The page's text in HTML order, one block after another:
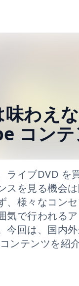
わえ
コンテ
ライブDVD を
スを見る機会
、様々なコン
気で行われる
今回は、国内
ンテンツを紹介